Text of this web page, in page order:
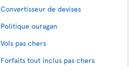
Convertisseur de devises
Politique ouragan
Vols pas chers
Forfaits tout inclus pas chers